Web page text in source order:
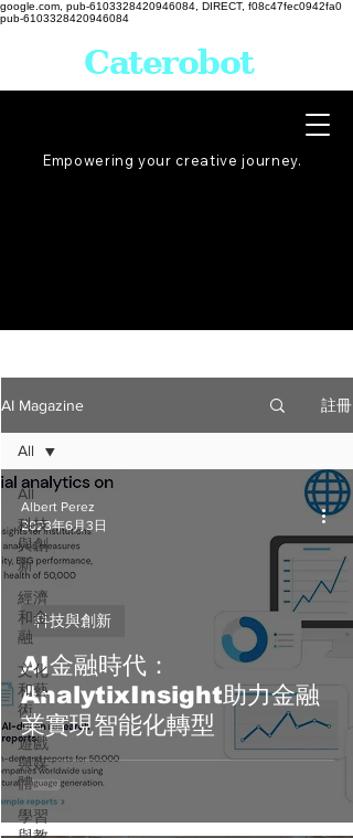
google.com, pub-6103328420946084, DIRECT, f08c47fec0942fa0
pub-6103328420946084
Empowering your creative journey.
Caterobot
AI Magazine 註冊
All
科技
與創
新
經濟
和金
融
文化
和藝
術
遊戲
與媒
體
學習
All
AI金融時代：
AnalytixInsight助力金融
業實現智能化轉型
科技與創新
Albert Perez
2023年6月3日